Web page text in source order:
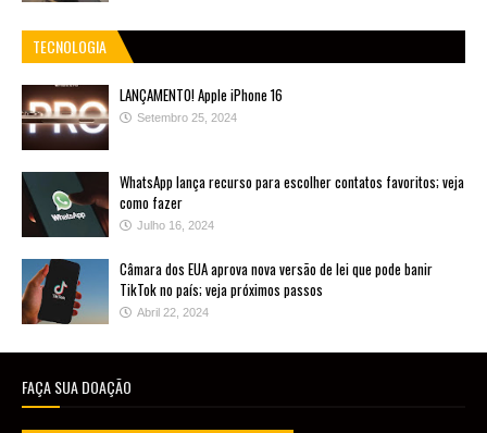
TECNOLOGIA
LANÇAMENTO! Apple iPhone 16
Setembro 25, 2024
WhatsApp lança recurso para escolher contatos favoritos; veja
como fazer
Julho 16, 2024
Câmara dos EUA aprova nova versão de lei que pode banir
TikTok no país; veja próximos passos
Abril 22, 2024
FAÇA SUA DOAÇÃO